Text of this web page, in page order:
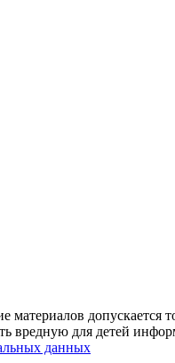
допускается
вредную для детей
данных